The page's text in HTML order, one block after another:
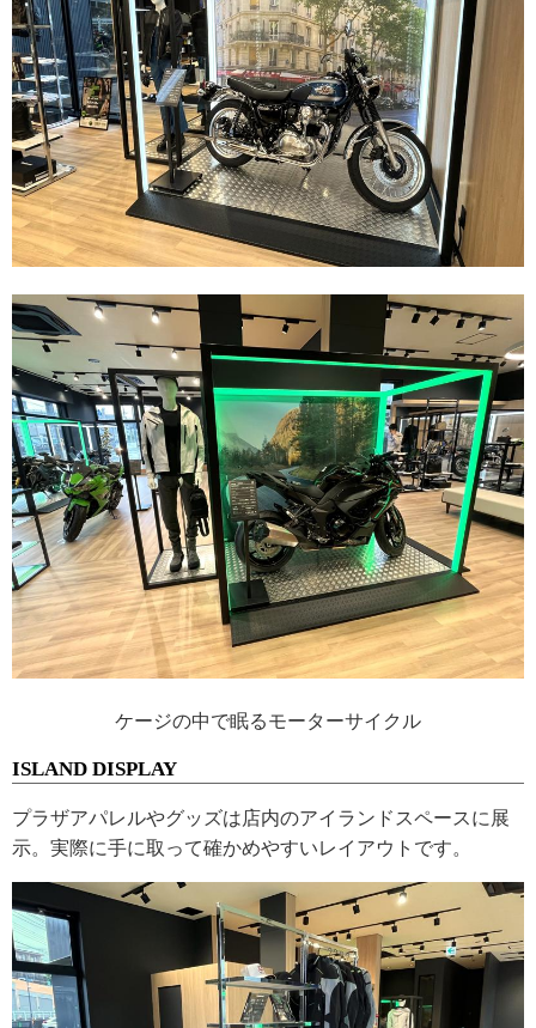
ケージの中で眠るモーターサイクル
ISLAND DISPLAY
プラザアパレルやグッズは店内のアイランドスペースに展
示。実際に手に取って確かめやすいレイアウトです。